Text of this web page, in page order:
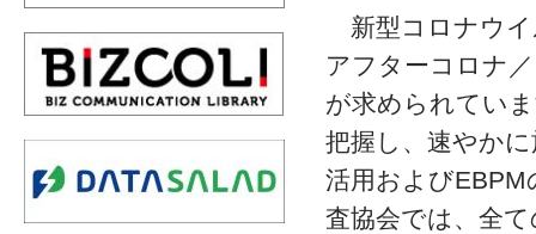
新型コロナウイ
アフターコロナ
が求められてい
把握し、速やか
活用および
査協会では、全